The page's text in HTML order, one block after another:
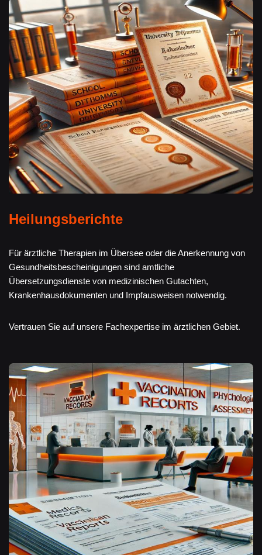
Heilungsberichte
Für ärztliche Therapien im Übersee oder die Anerkennung von
Gesundheitsbescheinigungen sind amtliche
Übersetzungsdienste von medizinischen Gutachten,
Krankenhausdokumenten und Impfausweisen notwendig.
Vertrauen Sie auf unsere Fachexpertise im ärztlichen Gebiet.